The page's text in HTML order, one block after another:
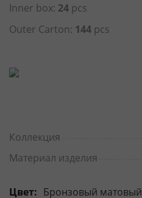
Inner box: 24 pcs
Outer Carton: 144 pcs
Коллекция
Материал изделия
Цвет: Бронзовый матовый